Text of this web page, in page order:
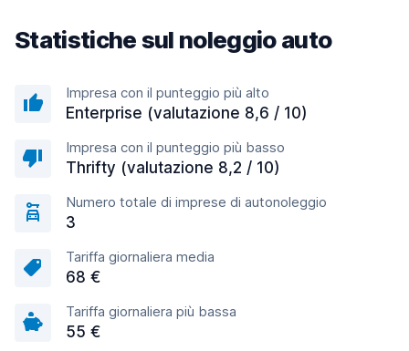
Statistiche sul noleggio auto
Impresa con il punteggio più alto
Enterprise (valutazione 8,6 / 10)
Impresa con il punteggio più basso
Thrifty (valutazione 8,2 / 10)
Numero totale di imprese di autonoleggio
3
Tariffa giornaliera media
68 €
Tariffa giornaliera più bassa
55 €